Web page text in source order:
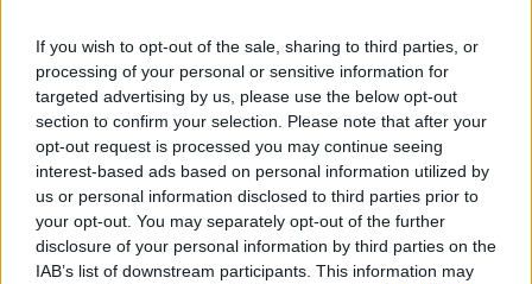
If you wish to opt-out of the sale, sharing to third parties, or
processing of your personal or sensitive information for
targeted advertising by us, please use the below opt-out
section to confirm your selection. Please note that after your
opt-out request is processed you may continue seeing
interest-based ads based on personal information utilized by
us or personal information disclosed to third parties prior to
your opt-out. You may separately opt-out of the further
disclosure of your personal information by third parties on the
IAB’s list of downstream participants. This information may
Ροή Ειδήσεων